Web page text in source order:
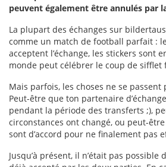
peuvent également être annulés par
La plupart des échanges sur
comme un match de football parfait :
acceptent l’échange, les stickers sont
monde peut célébrer le coup de sifflet
Mais parfois, les choses ne se passent
Peut-être que ton partenaire
pendant la période des transferts ;),
circonstances ont changé, ou peut-
sont d’accord pour ne finalement pas
Jusqu’à présent, il n’était pas possible